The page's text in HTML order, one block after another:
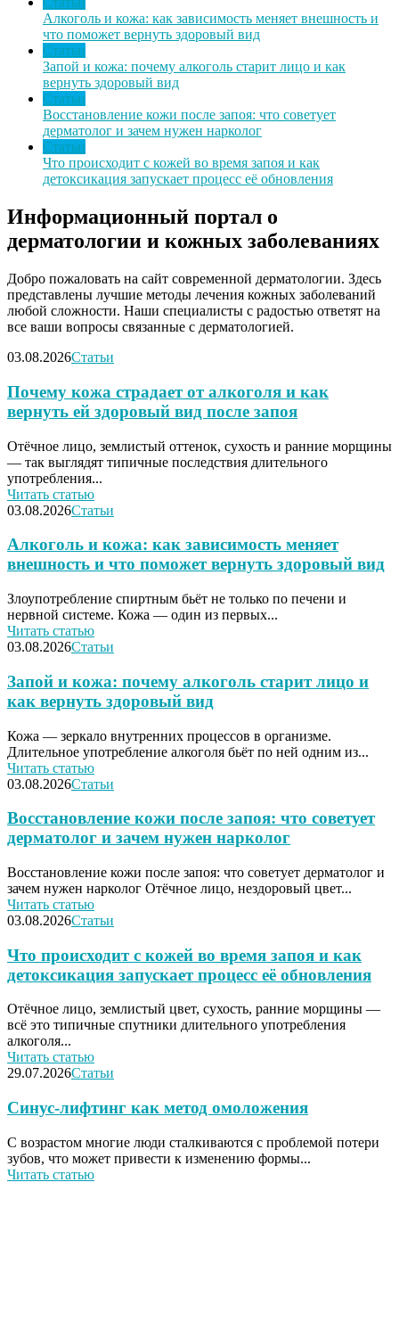
Алкоголь и кожа: как зависимость меняет внешность и
что поможет вернуть здоровый вид
Статьи
Запой и кожа: почему алкоголь старит лицо и как
вернуть здоровый вид
Статьи
Восстановление кожи после запоя: что советует
дерматолог и зачем нужен нарколог
Статьи
Что происходит с кожей во время запоя и как
детоксикация запускает процесс её обновления
Информационный портал о
дерматологии и кожных заболеваниях
Добро пожаловать на сайт современной дерматологии. Здесь
представлены лучшие методы лечения кожных заболеваний
любой сложности. Наши специалисты с радостью ответят на
все ваши вопросы связанные с дерматологией.
03.08.2026Статьи
Почему кожа страдает от алкоголя и как
вернуть ей здоровый вид после запоя
Отёчное лицо, землистый оттенок, сухость и ранние морщины
— так выглядят типичные последствия длительного
употребления...
Читать статью
03.08.2026Статьи
Алкоголь и кожа: как зависимость меняет
внешность и что поможет вернуть здоровый вид
Злоупотребление спиртным бьёт не только по печени и
нервной системе. Кожа — один из первых...
Читать статью
03.08.2026Статьи
Запой и кожа: почему алкоголь старит лицо и
как вернуть здоровый вид
Кожа — зеркало внутренних процессов в организме.
Длительное употребление алкоголя бьёт по ней одним из...
Читать статью
03.08.2026Статьи
Восстановление кожи после запоя: что советует
дерматолог и зачем нужен нарколог
Восстановление кожи после запоя: что советует дерматолог и
зачем нужен нарколог Отёчное лицо, нездоровый цвет...
Читать статью
03.08.2026Статьи
Что происходит с кожей во время запоя и как
детоксикация запускает процесс её обновления
Отёчное лицо, землистый цвет, сухость, ранние морщины —
всё это типичные спутники длительного употребления
алкоголя...
Читать статью
29.07.2026Статьи
Синус-лифтинг как метод омоложения
С возрастом многие люди сталкиваются с проблемой потери
зубов, что может привести к изменению формы...
Читать статью